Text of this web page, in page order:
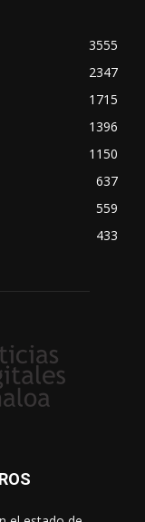
3555
2347
1715
1396
1150
637
559
433